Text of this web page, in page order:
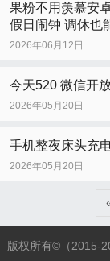
果粉不用羡慕安
假日闹钟 调休也
2026年06月12日
今天520 微信开
2026年05月20日
手机整夜床头充
2026年05月20日
版权所有©（2015-